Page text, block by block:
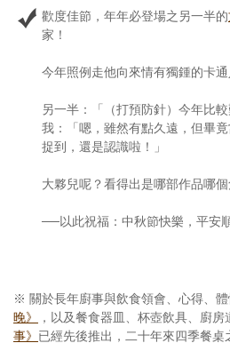
歡度佳節，年年必登場之另一半的
家！
今年照例走他向來情有獨鍾的卡
另一半：「（打預防針）今年比
我：「嗯，雖然有點久遠，但畢
捉到，還是認識啦！」
大夥兒呢？看得出是哪部作品哪
──以此祝福：中秋節快樂，平安順
※ 關於長年廚事與飲食領會、心得、
晚》
，以及餐食器皿、杯壺飲具、廚
事》 已經先後推出，二十年來四季餐桌